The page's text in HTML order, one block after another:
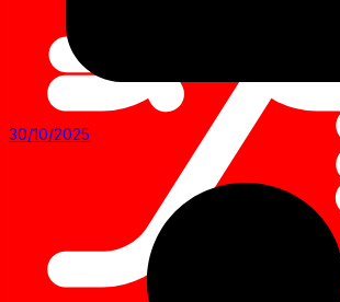
30/10/2025